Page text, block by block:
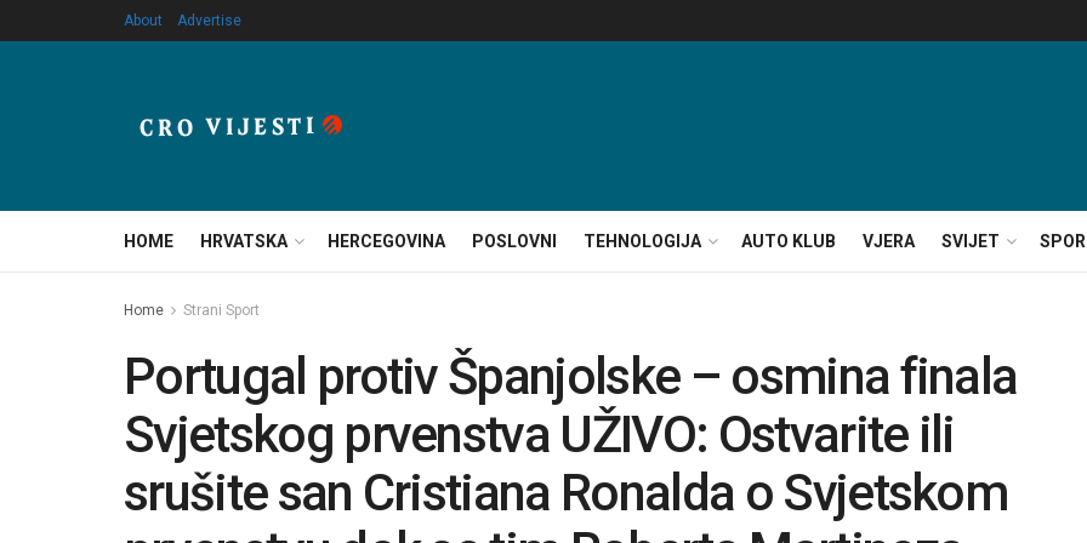
About Advertise
HOME HRVATSKA HERCEGOVINA POSLOVNI TEHNOLOGIJA AUTO KLUB VJERA SVIJET
Home Strani Sport
Portugal protiv Španjolske – osmina finala
Svjetskog prvenstva UŽIVO: Ostvarite ili
srušite san Cristiana Ronalda o Svjetskom